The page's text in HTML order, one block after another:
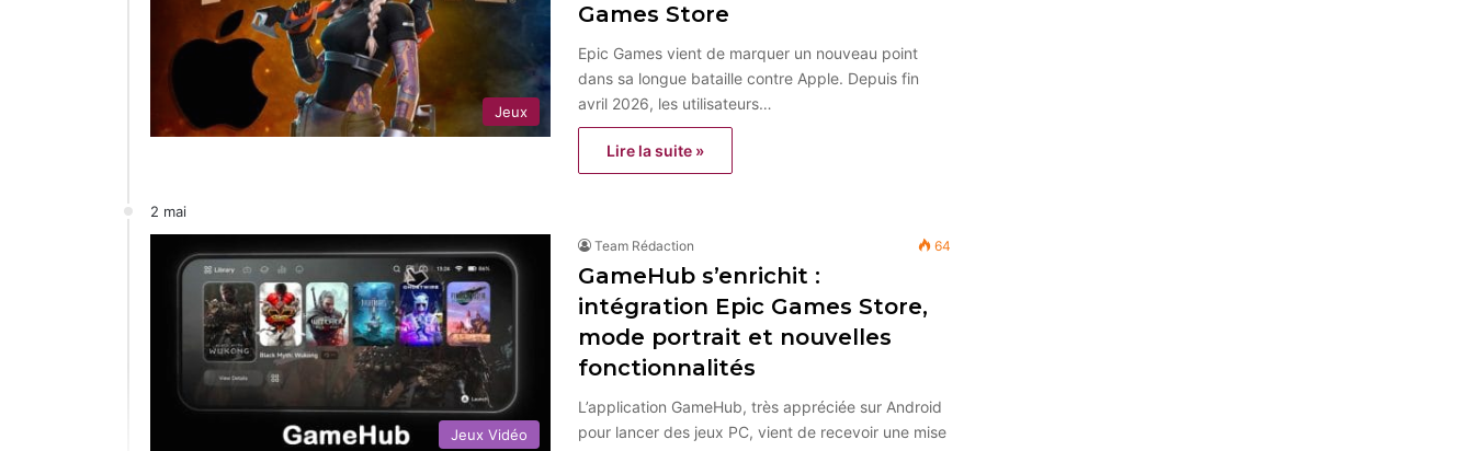
Jeux
Games Store
Epic Games vient de marquer un nouveau point
dans sa longue bataille contre Apple. Depuis fin
avril 2026, les utilisateurs…
Lire la suite »
2 mai
Jeux Vidéo
Team Rédaction 64
GameHub s’enrichit :
intégration Epic Games Store,
mode portrait et nouvelles
fonctionnalités
L’application GameHub, très appréciée sur Android
pour lancer des jeux PC, vient de recevoir une mise